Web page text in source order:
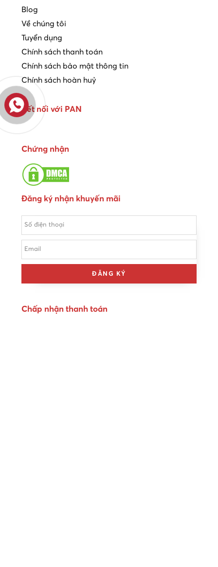
Blog
Về chúng tôi
Tuyển dụng
Chính sách thanh toán
Chính sách bảo mật thông tin
Chính sách hoàn huỷ
Kết nối với PAN
Chứng nhận
Đăng ký nhận khuyến mãi
ĐĂNG KÝ
Chấp nhận thanh toán